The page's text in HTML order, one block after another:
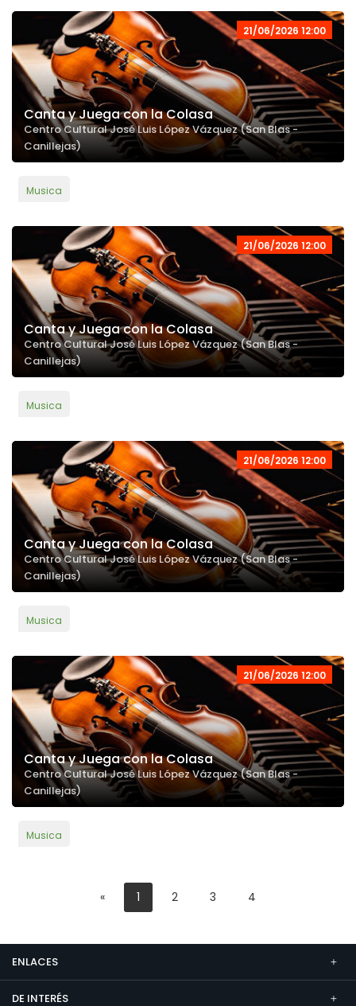
21/06/2026 12:00
Canta y Juega con la Colasa
Centro Cultural José Luis López Vázquez (San Blas -
Canillejas)
Musica
21/06/2026 12:00
Canta y Juega con la Colasa
Centro Cultural José Luis López Vázquez (San Blas -
Canillejas)
Musica
21/06/2026 12:00
Canta y Juega con la Colasa
Centro Cultural José Luis López Vázquez (San Blas -
Canillejas)
Musica
21/06/2026 12:00
Canta y Juega con la Colasa
Centro Cultural José Luis López Vázquez (San Blas -
Canillejas)
Musica
« 1 2 3 4
ENLACES
DE INTERÉS